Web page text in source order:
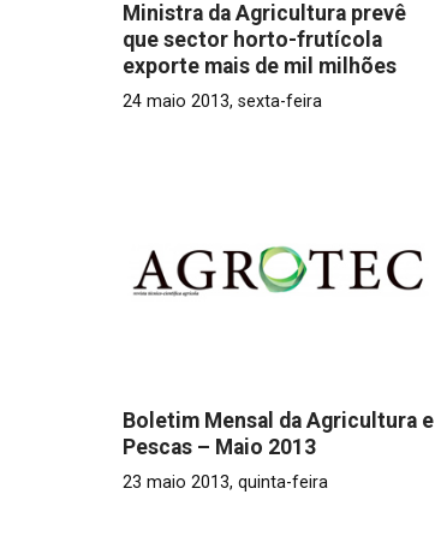
Ministra da Agricultura prevê
que sector horto-frutícola
exporte mais de mil milhões
24 maio 2013, sexta-feira
Boletim Mensal da Agricultura e
Pescas – Maio 2013
23 maio 2013, quinta-feira